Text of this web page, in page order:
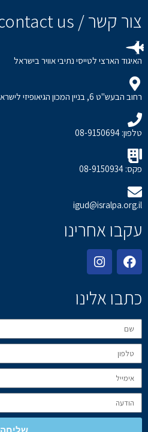
צור קשר / contact us
האיגוד הארצי לטייסי נתיבי אוויר בישראל
רחוב הבעש"ט 6, בניין המכון הגיאופיזי לישראל, אזור התעשייה הצפוני, לוד
טלפון: 08-9150694
פקס: 08-9150934
igud@isralpa.org.il
עקבו אחרינו
כתבו אלינו
שליחה